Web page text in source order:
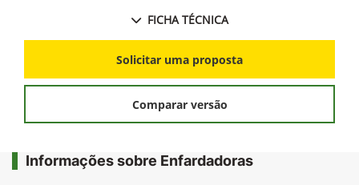
FICHA TÉCNICA
Solicitar uma proposta
Comparar versão
Informações sobre Enfardadoras